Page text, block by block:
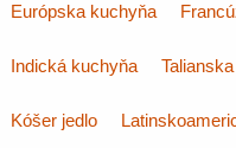
Európska kuchyňa
Indická kuchyňa
Kóšer jedlo